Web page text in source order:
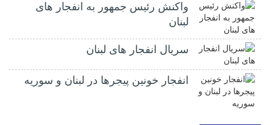
واکنش رئیس جمهور به انفجار های
لبنان
سریال انفجار های لبنان
انفجار خونین پیجرها در لبنان و سوریه